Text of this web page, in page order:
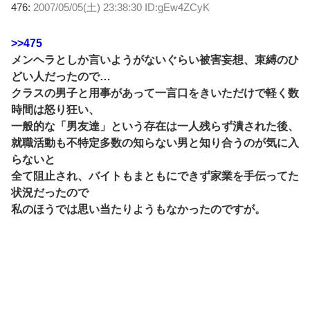
476: 2007/05/05(土) 23:38:30 ID:gEw4ZCyK
>>475
メンヘラとしか言いようがないぐらい被害妄想、束縛のひ
どい人だったので…
クラスの男子と用事があって一言口をきいただけで軽く数
時間は怒り狂い、
一般的な「男友達」という存在は一人残らず潰された後、
就職活動も不特定多数の知らない男と知り合うのが気に入
らないと
全て阻止され、バイトもまともにできず家業を手伝ってた
状況だったので
私のほうでは思い当たりようもなかったのですが。